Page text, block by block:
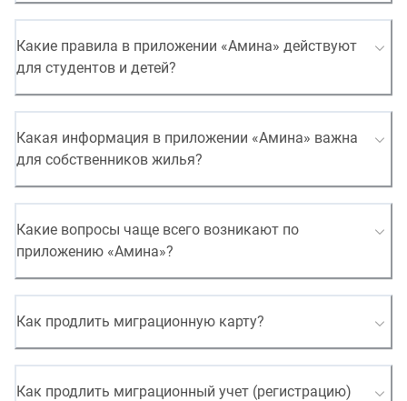
Какие правила в приложении «Амина» действуют
для студентов и детей?
Какая информация в приложении «Амина» важна
для собственников жилья?
Какие вопросы чаще всего возникают по
приложению «Амина»?
Как продлить миграционную карту?
Как продлить миграционный учет (регистрацию)